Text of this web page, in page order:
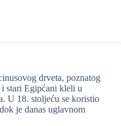
drveta, poznatog
stari Egipćani kleli u
U 18. stoljeću se koristio
je danas uglavnom